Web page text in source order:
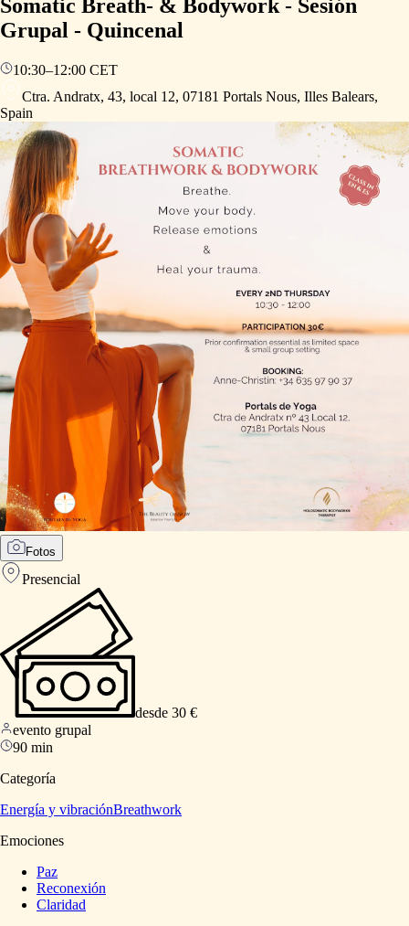
Somatic Breath- & Bodywork - Sesión
Grupal - Quincenal
10:30–12:00 CET
Ctra. Andratx, 43, local 12, 07181 Portals Nous, Illes Balears,
Spain
Fotos
Presencial
desde 30 €
evento grupal
90 min
Categoría
Energía y vibraciónBreathwork
Emociones
Paz
Reconexión
Claridad